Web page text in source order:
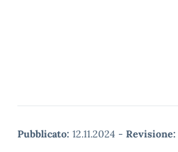
Pubblicato: 12.11.2024 - Revisione: